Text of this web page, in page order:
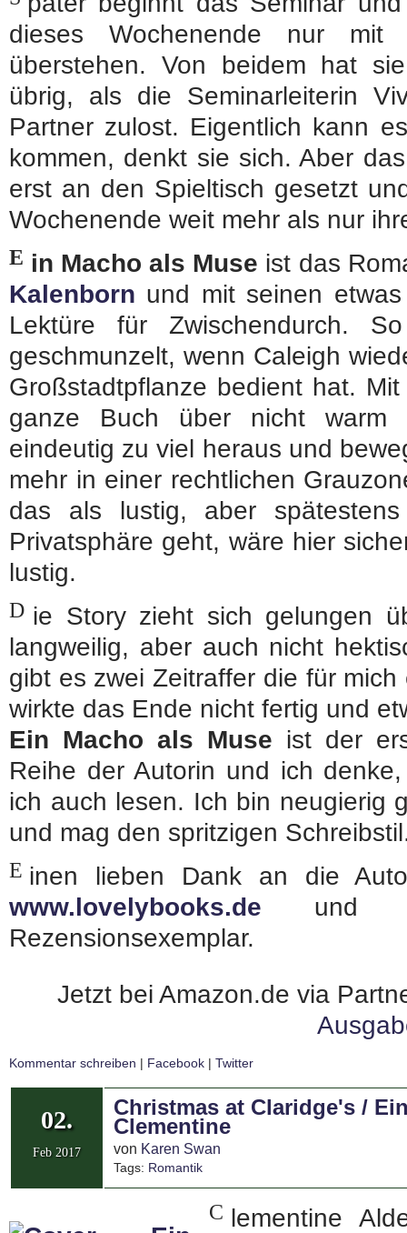
dieses Wochenende nur
überstehen. Von beidem hat
übrig, als die Seminarleiterin
Partner zulost. Eigentlich kann
kommen, denkt sie sich. Aber
erst an den Spieltisch gesetzt
Wochenende weit mehr als nur
E in Macho als Muse ist das
Kalenborn und mit seinen
Lektüre für Zwischendurch.
geschmunzelt, wenn Caleigh
Großstadtpflanze bedient hat.
ganze Buch über nicht warm
eindeutig zu viel heraus und
mehr in einer rechtlichen
das als lustig, aber
Privatsphäre geht, wäre hier
lustig.
D ie Story zieht sich gelungen
langweilig, aber auch nicht
gibt es zwei Zeitraffer die für
wirkte das Ende nicht fertig und
Ein Macho als Muse ist der
Reihe der Autorin und ich
ich auch lesen. Ich bin neugierig
und mag den spritzigen
E inen lieben Dank an die
www.lovelybooks.de und
Rezensionsexemplar.
Jetzt bei Amazon.de via
Kommentar schreiben | Facebook | Twitter
02.
Feb 2017
Christmas at Claridge's /
Clementine
von Karen Swan
Tags: Romantik
C lementine